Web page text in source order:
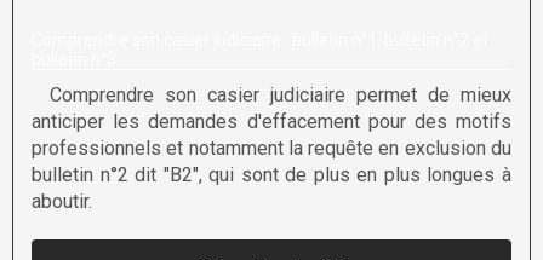
Comprendre son casier judiciaire permet de mieux
anticiper les demandes d'effacement pour des motifs
professionnels et notamment la requête en exclusion du
bulletin n°2 dit "B2", qui sont de plus en plus longues à
aboutir.